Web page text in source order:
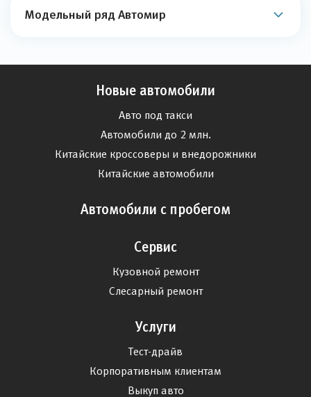
Модельный ряд Автомир
Новые автомобили
Авто под такси
Автомобили до 2 млн.
Китайские кроссоверы и внедорожники
Китайские автомобили
Автомобили с пробегом
Сервис
Кузовной ремонт
Слесарный ремонт
Услуги
Тест-драйв
Корпоративным клиентам
Выкуп авто